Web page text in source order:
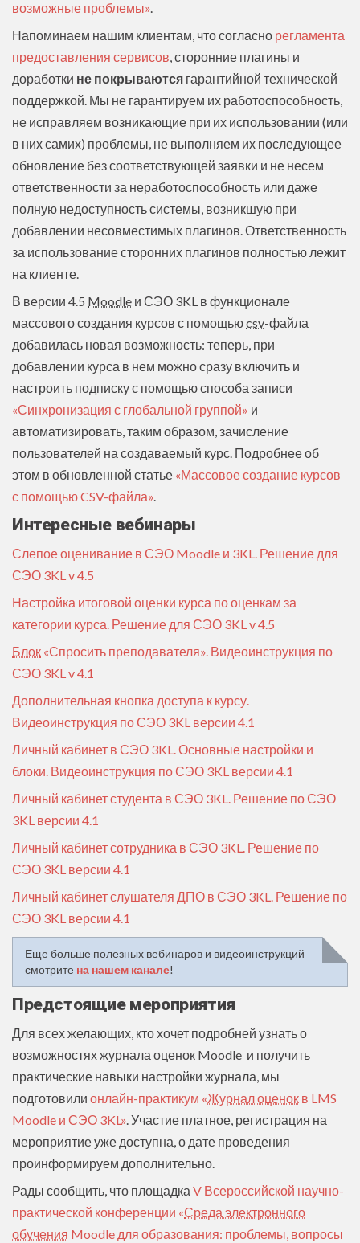
возможные проблемы».
Напоминаем нашим клиентам, что согласно регламента
предоставления сервисов, сторонние плагины и
доработки не покрываются гарантийной технической
поддержкой. Мы не гарантируем их работоспособность,
не исправляем возникающие при их использовании (или
в них самих) проблемы, не выполняем их последующее
обновление без соответствующей заявки и не несем
ответственности за неработоспособность или даже
полную недоступность системы, возникшую при
добавлении несовместимых плагинов. Ответственность
за использование сторонних плагинов полностью лежит
на клиенте.
В версии 4.5 Moodle и СЭО 3KL в функционале
массового создания курсов с помощьюcsv-файла
добавилась новая возможность: теперь, при
добавлении курса в нем можно сразу включить и
настроить подписку с помощью способа записи
«Синхронизация с глобальной группой» и
автоматизировать, таким образом, зачисление
пользователей на создаваемый курс. Подробнее об
этом в обновленной статье «‎Массовое создание курсов
с помощью CSV-файла‎».
Интересные вебинары
Слепое оценивание в СЭО Moodle и 3KL. Решение для
СЭО 3KL v 4.5
Настройка итоговой оценки курса по оценкам за
категории курса. Решение для СЭО 3KL v 4.5
Блок «Спросить преподавателя». Видеоинструкция по
СЭО 3KL v 4.1
Дополнительная кнопка доступа к курсу.
Видеоинструкция по СЭО 3KL версии 4.1
Личный кабинет в СЭО 3KL. Основные настройки и
блоки. Видеоинструкция по СЭО 3KL версии 4.1
Личный кабинет студента в СЭО 3KL. Решение по СЭО
3KL версии 4.1
Личный кабинет сотрудника в СЭО 3KL. Решение по
СЭО 3KL версии 4.1
Личный кабинет слушателя ДПО в СЭО 3KL. Решение по
СЭО 3KL версии 4.1
Еще больше полезных вебинаров и видеоинструкций
смотрите на нашем канале!
Предстоящие мероприятия
Для всех желающих, кто хочет подробней узнать о
возможностях журнала оценок Moodle и получить
практические навыки настройки журнала, мы
подготовили онлайн-практикум «Журнал оценок в LMS
Moodle и СЭО 3KL». Участие платное, регистрация на
мероприятие уже доступна, о дате проведения
проинформируем дополнительно.
Рады сообщить, что площадка V Всероссийской научно-
практической конференции «Среда электронного
обучения Moodle для образования: проблемы, вопросы